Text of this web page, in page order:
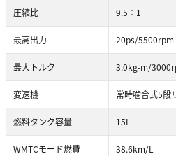
圧縮比 9.5：1
最高出力 20ps/5500rpm
最大トルク 3.0kg-m/
変速機 常時噛合式5段
燃料タンク容量 15L
WMTCモード燃費 38.6km/L